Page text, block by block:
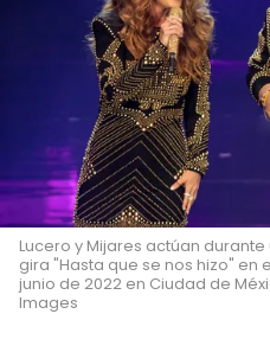
Lucero y Mijares actúan
gira "Hasta que se nos hizo" en
junio de 2022 en Ciudad de
Images